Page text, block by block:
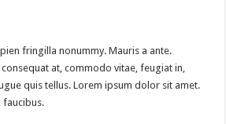
fringilla nonummy. Mauris a ante.
at, commodo vitae, feugiat in,
quis tellus. Lorem ipsum dolor sit amet.
faucibus.